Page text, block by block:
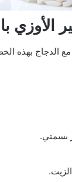
الأوزي
الدجاج بهذه